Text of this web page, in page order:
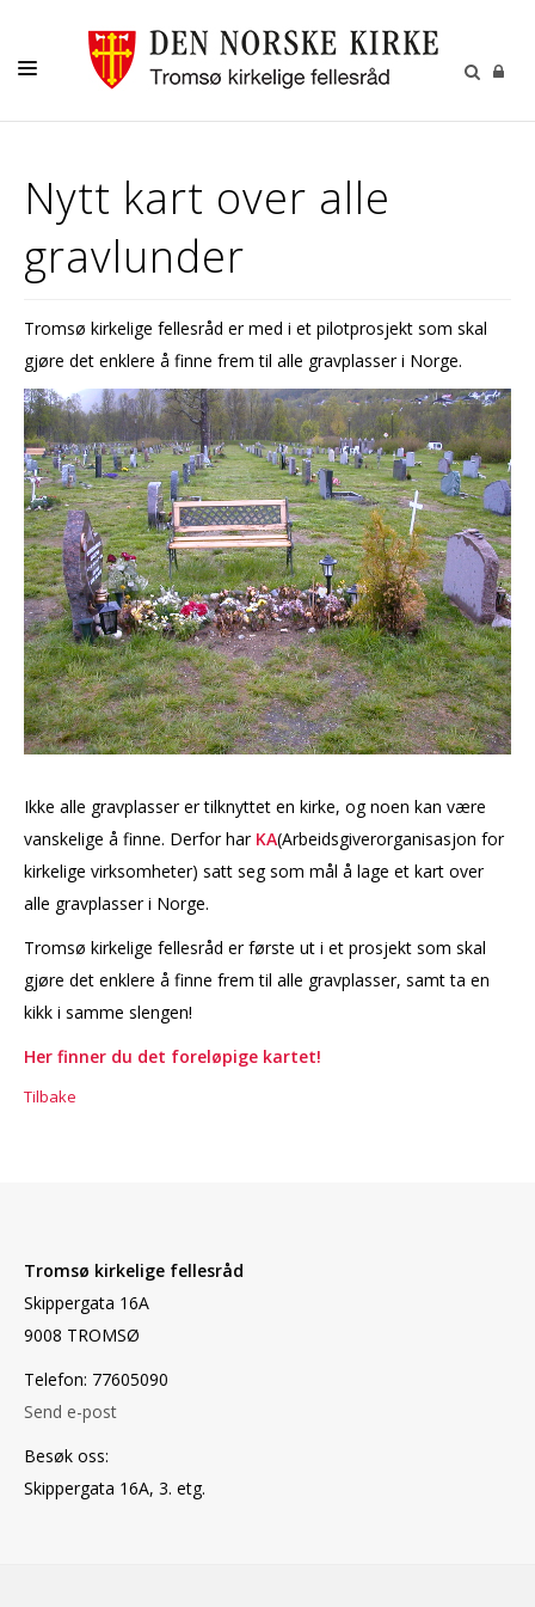
AKTIVITETER OG KONSERTER
KONFIRMASJON
VIGSEL
GRAVFERD
KONTAKT
Nytt kart over alle
gravlunder
Tromsø kirkelige fellesråd er med i et pilotprosjekt som skal
gjøre det enklere å finne frem til alle gravplasser i Norge.
Ikke alle gravplasser er tilknyttet en kirke, og noen kan være
vanskelige å finne. Derfor har KA(Arbeidsgiverorganisasjon for
kirkelige virksomheter) satt seg som mål å lage et kart over
alle gravplasser i Norge.
Tromsø kirkelige fellesråd er første ut i et prosjekt som skal
gjøre det enklere å finne frem til alle gravplasser, samt ta en
kikk i samme slengen!
Her finner du det foreløpige kartet!
Tilbake
Tromsø kirkelige fellesråd
Skippergata 16A
9008 TROMSØ
Telefon: 77605090
Send e-post
Besøk oss:
Skippergata 16A, 3. etg.